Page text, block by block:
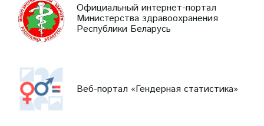
Официальный интернет-портал
Министерства здравоохранения
Республики Беларусь
Веб-портал «Гендерная статистика»